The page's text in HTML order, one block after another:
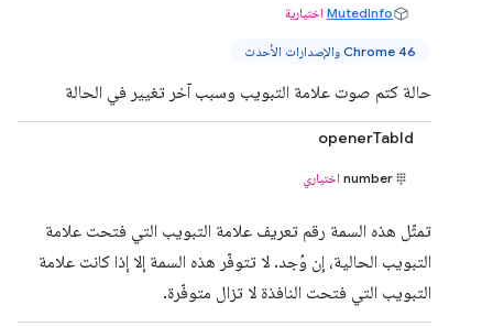
MutedInfo اختيارية
Chrome 46 والإصدارات الأحدث
حالة كتم صوت علامة التبويب وسبب آخر تغيير في الحالة
openerTabId
number اختياري
تمثّل هذه السمة رقم تعريف علامة التبويب التي فتحت علامة
التبويب الحالية، إن وُجد. لا تتوفّر هذه السمة إلا إذا كانت علامة
التبويب التي فتحت النافذة لا تزال متوفّرة.